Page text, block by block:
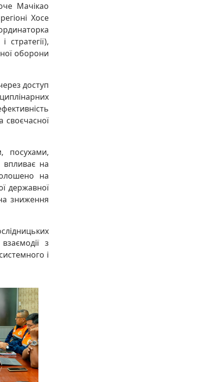
Мачікао
Хосе
оборони
доступ
своєчасної
посухами,
на
на
державної
зниження
з
і